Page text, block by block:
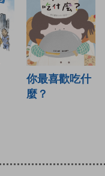
你最喜歡吃什
麼？